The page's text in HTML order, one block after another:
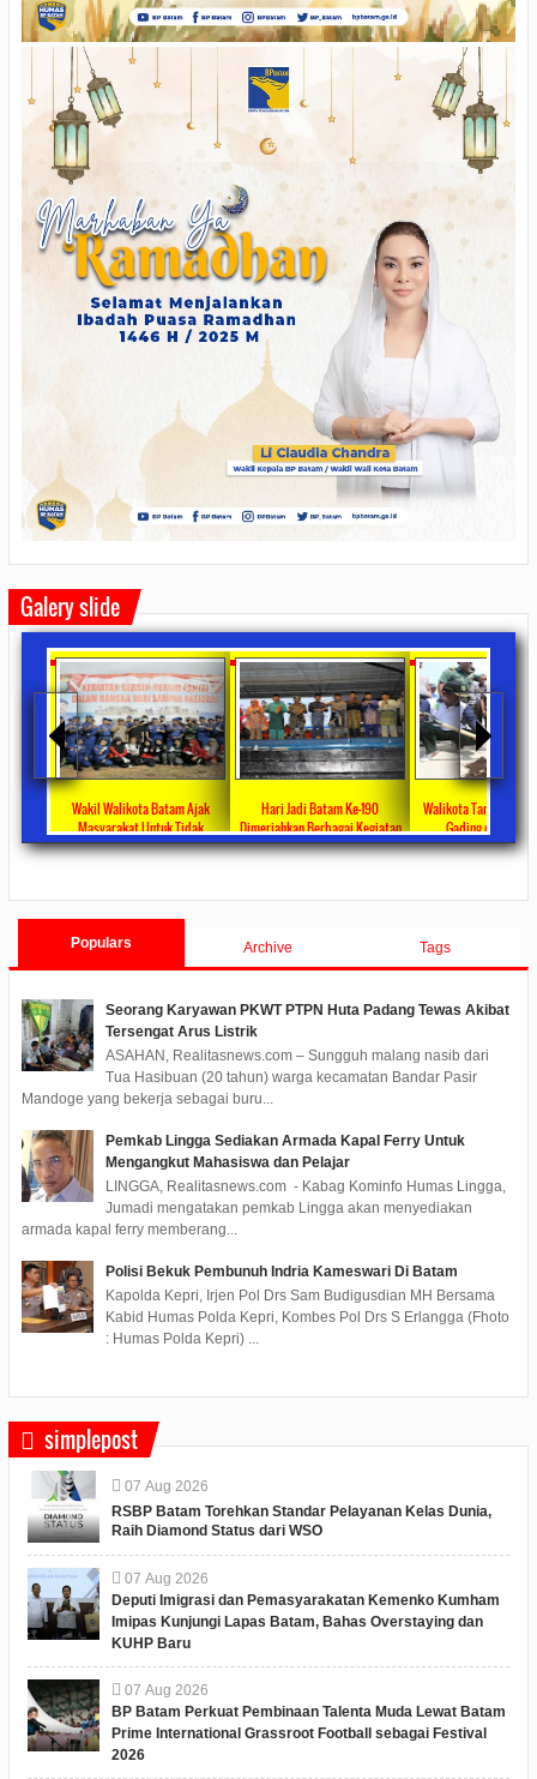
Galery slide
Miliar
Wakil Walikota Batam Ajak
Masyarakat Untuk Tidak
Menggunakan Plastik
Hari Jadi Batam Ke-190
Dimeriahkan Berbagai Kegiatan
2019/12/170 Comments
Walikota Tanam
Gading di Pulau
2019/10/210
Populars Archive Tags
Seorang Karyawan PKWT PTPN Huta Padang Tewas Akibat
Tersengat Arus Listrik
ASAHAN, Realitasnews.com – Sungguh malang nasib dari
Tua Hasibuan (20 tahun) warga kecamatan Bandar Pasir
Mandoge yang bekerja sebagai buru...
Pemkab Lingga Sediakan Armada Kapal Ferry Untuk
Mengangkut Mahasiswa dan Pelajar
LINGGA, Realitasnews.com - Kabag Kominfo Humas Lingga,
Jumadi mengatakan pemkab Lingga akan menyediakan
armada kapal ferry memberang...
Polisi Bekuk Pembunuh Indria Kameswari Di Batam
Kapolda Kepri, Irjen Pol Drs Sam Budigusdian MH Bersama
Kabid Humas Polda Kepri, Kombes Pol Drs S Erlangga (Fhoto
: Humas Polda Kepri) ...
simplepost
07 Aug 2026
RSBP Batam Torehkan Standar Pelayanan Kelas Dunia,
Raih Diamond Status dari WSO
07 Aug 2026
Deputi Imigrasi dan Pemasyarakatan Kemenko Kumham
Imipas Kunjungi Lapas Batam, Bahas Overstaying dan
KUHP Baru
07 Aug 2026
BP Batam Perkuat Pembinaan Talenta Muda Lewat Batam
Prime International Grassroot Football sebagai Festival
2026